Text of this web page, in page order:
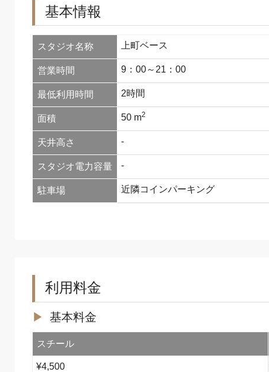
基本情報
スタジオ名称 上町ベース
営業時間 9：00～21：00
最低利用時間 2時間
面積 50 m2
天井高さ -
スタジオ電力容量 -
駐車場 近隣コインパーキング
利用料金
基本料金
スチール
¥4,500